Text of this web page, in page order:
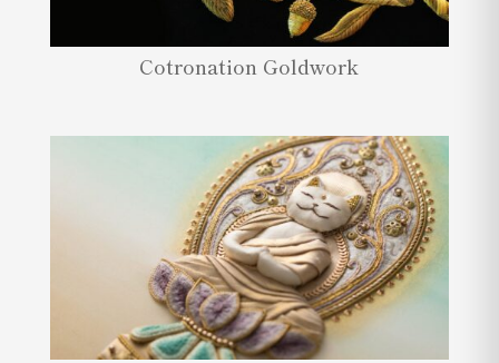
Cotronation Goldwork